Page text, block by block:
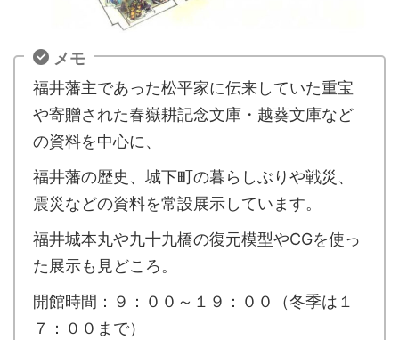
メモ
福井藩主であった松平家に伝来していた重宝
や寄贈された春嶽耕記念文庫・越葵文庫など
の資料を中心に、
福井藩の歴史、城下町の暮らしぶりや戦災、
震災などの資料を常設展示しています。
福井城本丸や九十九橋の復元模型やCGを使っ
た展示も見どころ。
開館時間：９：００～１９：００（冬季は１
７：００まで）